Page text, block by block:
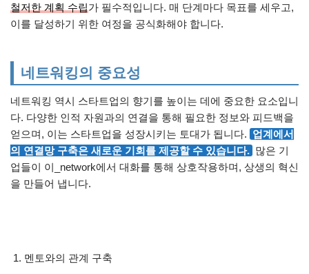
철저한 계획 수립가 필수적입니다. 매 단계마다 목표를 세우고,
이를 달성하기 위한 여정을 공식화해야 합니다.
네트워킹의 중요성
네트워킹 역시 스타트업의 향기를 높이는 데에 중요한 요소입니
다. 다양한 인적 자원과의 연결을 통해 필요한 정보와 피드백을
얻으며, 이는 스타트업을 성장시키는 토대가 됩니다. 업계에서
의 연결망 구축은 새로운 기회를 제공할 수 있습니다. 많은 기
업들이 이_network에서 대화를 통해 상호작용하며, 상생의 혁신
을 만들어 냅니다.
멘토와의 관계 구축